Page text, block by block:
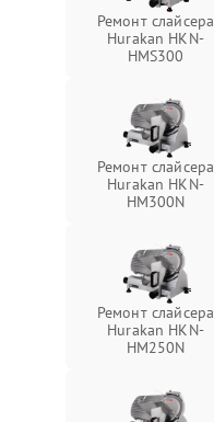
Ремонт слайсера
Hurakan HKN-
HMS300
Ремонт слайсера
Hurakan HKN-
HM300N
Ремонт слайсера
Hurakan HKN-
HM250N